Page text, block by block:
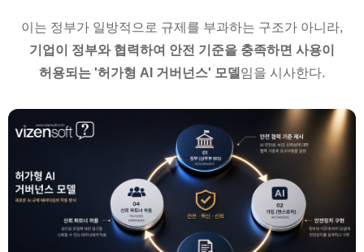
이는 정부가 일방적으로 규제를 부과하는 구조가 아니라,
기업이 정부와 협력하여 안전 기준을 충족하면 사용이
허용되는 '허가형 AI 거버넌스' 모델 임을 시사한다.